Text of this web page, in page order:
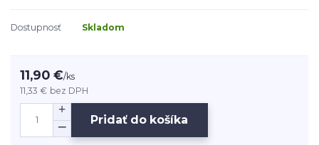
Dostupnosť Skladom
11,90 €/ks
11,33 € bez DPH
Pridať do košíka